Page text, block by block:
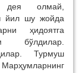
дея олмай,
йил шу жойда
ҳидоятга
бўлдилар.
Турмуш